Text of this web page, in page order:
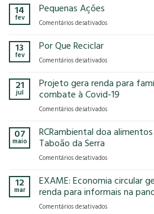
2025!
14
fev
Pequenas Ações
Comentários desativadosem
13
fev
Por Que Reciclar
Comentários desativadosem
Que
Reciclar
21
jul
Projeto gera renda para
combate à Covid-19
Comentários desativadosem
gera
famílias
ajuda
no
à
07
maio
RCRambiental doa
Taboão da Serra
Comentários desativadosem
doa
alimentos
para
prefeitura
12
mar
EXAME: Economia circular
renda para informais na
Comentários desativadosem